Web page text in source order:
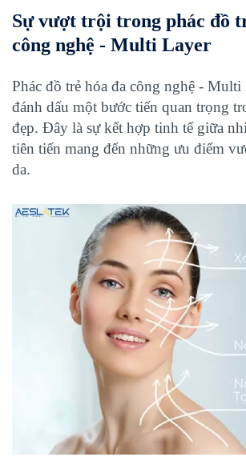
Sự vượt trội trong phác đồ
công nghệ - Multi Layer
Phác đồ trẻ hóa đa công nghệ -
đánh dấu một bước tiến quan trọng
đẹp. Đây là sự kết hợp tinh tế giữa
tiên tiến mang đến những ưu điểm
da.